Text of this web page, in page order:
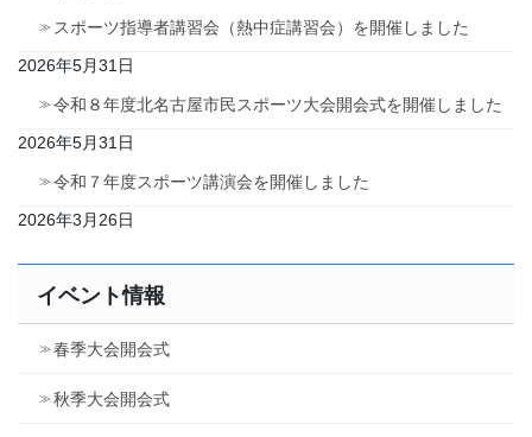
スポーツ指導者講習会（熱中症講習会）を開催しました
2026年5月31日
令和８年度北名古屋市民スポーツ大会開会式を開催しました
2026年5月31日
令和７年度スポーツ講演会を開催しました
2026年3月26日
イベント情報
春季大会開会式
秋季大会開会式